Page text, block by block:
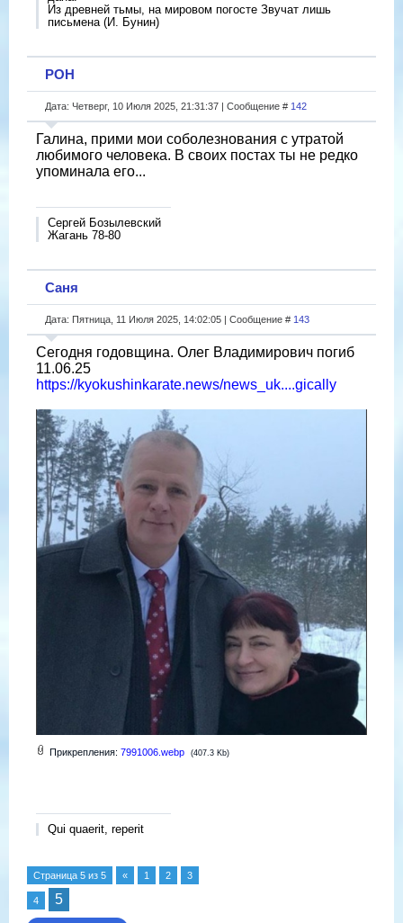
Из древней тьмы, на мировом погосте Звучат лишь
письмена (И. Бунин)
РОН
Дата: Четверг, 10 Июля 2025, 21:31:37 | Сообщение # 142
Галина, прими мои соболезнования с утратой
любимого человека. В своих постах ты не редко
упоминала его...
Сергей Бозылевский
Жагань 78-80
Саня
Дата: Пятница, 11 Июля 2025, 14:02:05 | Сообщение # 143
Сегодня годовщина. Олег Владимирович погиб
11.06.25
https://kyokushinkarate.news/news_uk....gically
Прикрепления: 7991006.webp (407.3 Kb)
Qui quaerit, reperit
Страница 5 из 5 « 1 2 3
4 5